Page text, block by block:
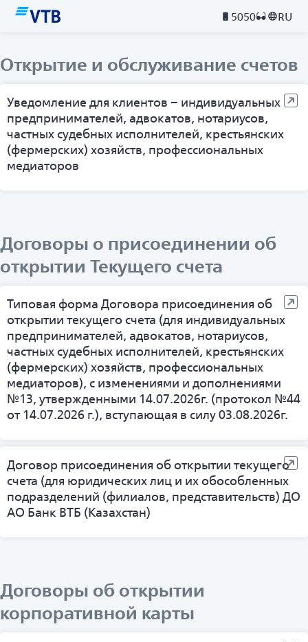
5050 RU
Открытие и обслуживание счетов
Уведомление для клиентов – индивидуальных
предпринимателей, адвокатов, нотариусов,
частных судебных исполнителей, крестьянских
(фермерских) хозяйств, профессиональных
медиаторов
Договоры о присоединении об
открытии Текущего счета
Типовая форма Договора присоединения об
открытии текущего счета (для индивидуальных
предпринимателей, адвокатов, нотариусов,
частных судебных исполнителей, крестьянских
(фермерских) хозяйств, профессиональных
медиаторов), с изменениями и дополнениями
№13, утвержденными 14.07.2026г. (протокол №44
от 14.07.2026 г.), вступающая в силу 03.08.2026г.
Договор присоединения об открытии текущего
счета (для юридических лиц и их обособленных
подразделений (филиалов, представительств) ДО
АО Банк ВТБ (Казахстан)
Договоры об открытии
корпоративной карты